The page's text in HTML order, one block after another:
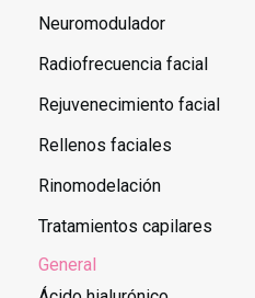
Neuromodulador
Radiofrecuencia facial
Rejuvenecimiento facial
Rellenos faciales
Rinomodelación
Tratamientos capilares
General